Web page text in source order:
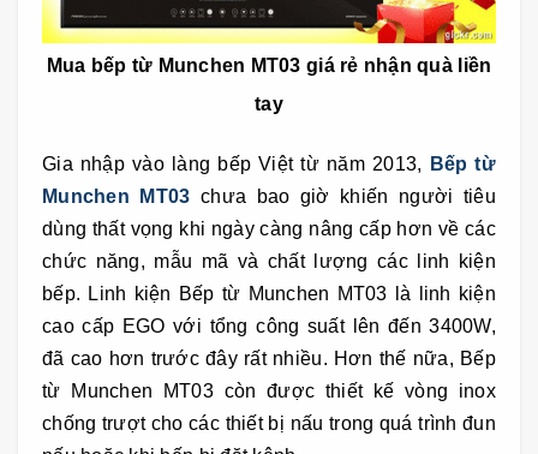
Mua bếp từ Munchen MT03 giá rẻ nhận quà liền
tay
Gia nhập vào làng bếp Việt từ năm 2013,
Bếp từ
Munchen MT03 chưa bao giờ khiến người tiêu
dùng thất vọng khi ngày càng nâng cấp hơn về các
chức năng, mẫu mã và chất lượng các linh kiện
bếp. Linh kiện Bếp từ Munchen MT03
là linh kiện
cao cấp EGO với tổng công suất lên đến 3400W,
đã cao hơn trước đây rất nhiều. Hơn thế nữa, Bếp
từ Munchen MT03 còn được thiết kế vòng inox
chống trượt cho các thiết bị nấu trong quá trình đun